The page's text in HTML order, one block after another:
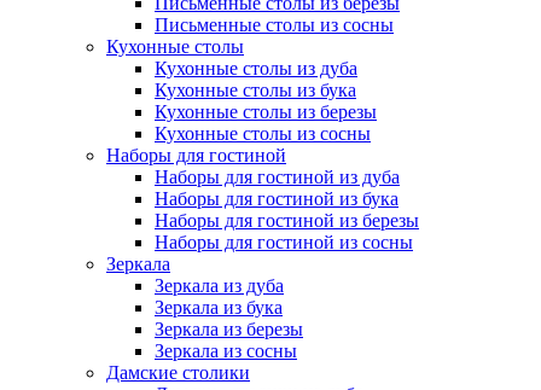
Письменные столы из сосны
Кухонные столы
Кухонные столы из дуба
Кухонные столы из бука
Кухонные столы из березы
Кухонные столы из сосны
Наборы для гостиной
Наборы для гостиной из дуба
Наборы для гостиной из бука
Наборы для гостиной из березы
Наборы для гостиной из сосны
Зеркала
Зеркала из дуба
Зеркала из бука
Зеркала из березы
Зеркала из сосны
Дамские столики